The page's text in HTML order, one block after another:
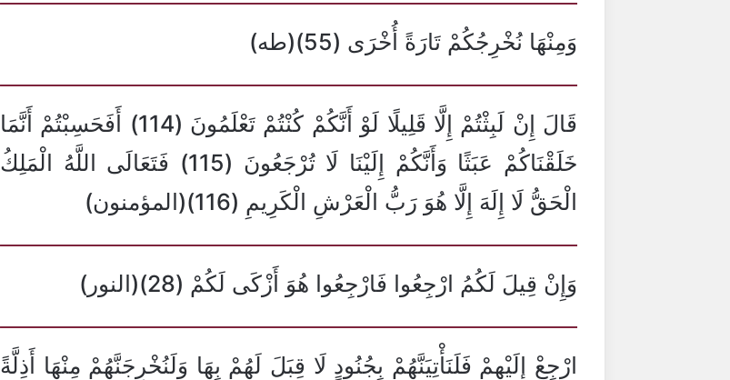
وَمِنْهَا نُخْرِجُكُمْ تَارَةً أُخْرَى (55)(طه)
قَالَ إِنْ لَبِثْتُمْ إِلَّا قَلِيلًا لَوْ أَنَّكُمْ كُنْتُمْ تَعْلَمُونَ (114) أَفَحَسِبْتُمْ أَنَّمَا
خَلَقْنَاكُمْ عَبَثًا وَأَنَّكُمْ إِلَيْنَا لَا تُرْجَعُونَ (115) فَتَعَالَى اللَّهُ الْمَلِكُ
الْحَقُّ لَا إِلَهَ إِلَّا هُوَ رَبُّ الْعَرْشِ الْكَرِيمِ (116)(المؤمنون)
وَإِنْ قِيلَ لَكُمُ ارْجِعُوا فَارْجِعُوا هُوَ أَزْكَى لَكُمْ (28)(النور)
ارْجِعْ إِلَيْهِمْ فَلَنَأْتِيَنَّهُمْ بِجُنُودٍ لَا قِبَلَ لَهُمْ بِهَا وَلَنُخْرِجَنَّهُمْ مِنْهَا أَذِلَّةً